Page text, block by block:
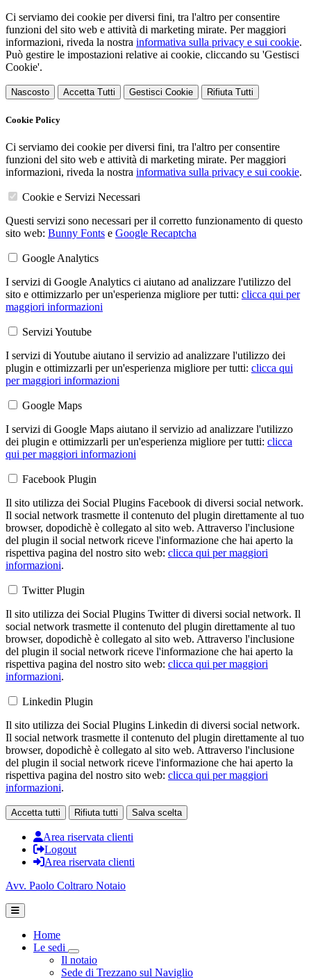
Ci serviamo dei cookie per diversi fini, tra l'altro per consentire
funzioni del sito web e attività di marketing mirate. Per maggiori
informazioni, riveda la nostra informativa sulla privacy e sui cookie.
Può gestire le impostazioni relative ai cookie, cliccando su 'Gestisci
Cookie'.
Nascosto Accetta Tutti Gestisci Cookie Rifiuta Tutti
Cookie Policy
Ci serviamo dei cookie per diversi fini, tra l'altro per consentire
funzioni del sito web e attività di marketing mirate. Per maggiori
informazioni, riveda la nostra informativa sulla privacy e sui cookie.
Cookie e Servizi Necessari
Questi servizi sono necessari per il corretto funzionamento di questo
sito web: Bunny Fonts e Google Recaptcha
Google Analytics
I servizi di Google Analytics ci aiutano ad analizzare l'utilizzo del
sito e ottimizzarlo per un'esperienza migliore per tutti: clicca qui per
maggiori informazioni
Servizi Youtube
I servizi di Youtube aiutano il servizio ad analizzare l'utilizzo dei
plugin e ottimizzarli per un'esperienza migliore per tutti: clicca qui
per maggiori informazioni
Google Maps
I servizi di Google Maps aiutano il servizio ad analizzare l'utilizzo
dei plugin e ottimizzarli per un'esperienza migliore per tutti: clicca
qui per maggiori informazioni
Facebook Plugin
Il sito utilizza dei Social Plugins Facebook di diversi social network.
Il social network trasmette il contenuto del plugin direttamente al tuo
browser, dopodichè è collegato al sito web. Attraverso l'inclusione
del plugin il social network riceve l'informazione che hai aperto la
rispettiva pagina del nostro sito web: clicca qui per maggiori
informazioni.
Twitter Plugin
Il sito utilizza dei Social Plugins Twitter di diversi social network. Il
social network trasmette il contenuto del plugin direttamente al tuo
browser, dopodichè è collegato al sito web. Attraverso l'inclusione
del plugin il social network riceve l'informazione che hai aperto la
rispettiva pagina del nostro sito web: clicca qui per maggiori
informazioni.
Linkedin Plugin
Il sito utilizza dei Social Plugins Linkedin di diversi social network.
Il social network trasmette il contenuto del plugin direttamente al tuo
browser, dopodichè è collegato al sito web. Attraverso l'inclusione
del plugin il social network riceve l'informazione che hai aperto la
rispettiva pagina del nostro sito web: clicca qui per maggiori
informazioni.
Accetta tutti Rifiuta tutti Salva scelta
Area riservata clienti
Logout
Area riservata clienti
Avv. Paolo Coltraro Notaio
Home
Le sedi
Toggle Dropdown
Il notaio
Sede di Trezzano sul Naviglio